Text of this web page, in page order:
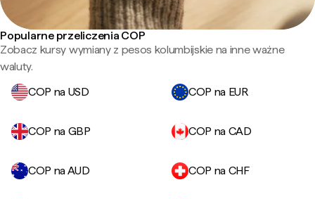
Popularne przeliczenia COP
Zobacz kursy wymiany z pesos kolumbijskie na inne ważne
waluty.
COP na USD
COP na EUR
COP na GBP COP na CAD
COP na AUD COP na CHF